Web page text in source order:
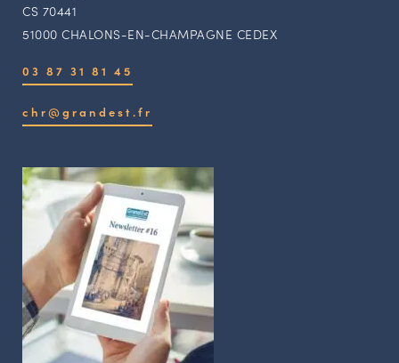
CS 70441
51000 CHALONS-EN-CHAMPAGNE CEDEX
03 87 31 81 45
chr@grandest.fr